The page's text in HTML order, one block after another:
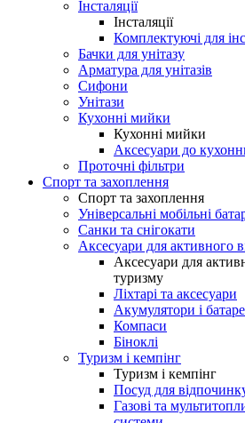
Інсталяції
Інсталяції
Комплектуючі для
Бачки для унітазу
Арматура для унітазів
Сифони
Унітази
Кухонні мийки
Кухонні мийки
Аксесуари до
Проточні фільтри
Спорт та захоплення
Спорт та захоплення
Універсальні мобільні
Санки та снігокати
Аксесуари для активного
Аксесуари для
туризму
Ліхтарі та аксесуари
Акумулятори і
Компаси
Біноклі
Туризм і кемпінг
Туризм і кемпінг
Посуд для
Газові та